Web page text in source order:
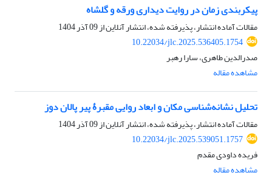
پیکربندی زمان در روایت دیداری ورقه و گلشاه
مقالات آماده انتشار، پذیرفته شده، انتشار آنلاین از09 آذر 1404
10.22034/jlc.2025.536405.1754
صدرالدین طاهری، سارا رهبر
مشاهده مقاله
تحلیل نشانه‌شناسی مکان و ابعاد روایی مقبرۀ پیر پالان دوز
مقالات آماده انتشار، پذیرفته شده، انتشار آنلاین از09 آذر 1404
10.22034/jlc.2025.539051.1757
فریده داودی مقدم
مشاهده مقاله